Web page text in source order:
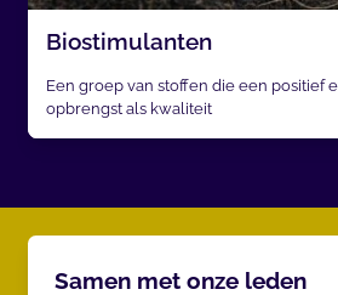
Biostimulanten
Een groep van stoffen die een positief
opbrengst als kwaliteit
Samen met onze leden